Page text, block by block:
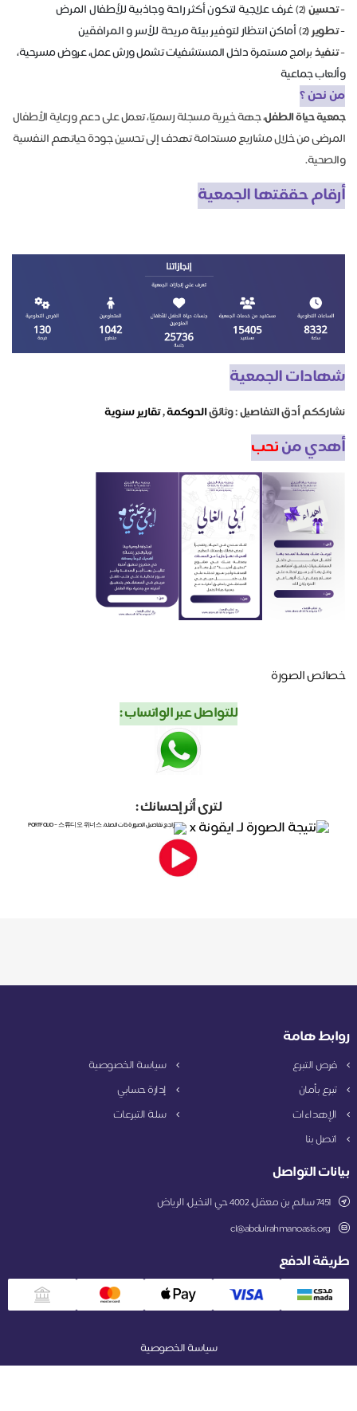
- تحسين(2) غرف علاجية لتكون أكثر راحة وجاذبية للأطفال المرض
- تطوير (2) أماكن انتظار لتوفير بيئة مريحة للأسر و المرافقين
- تنفيذبرامج مستمرة داخل المستشفيات تشمل ورش عمل، عروض مسرحية،
وألعاب جماعية
من نحن ؟
جمعية حياة الطفل، جهة خيرية مسجلة رسميًا، تعمل علىدعم ورعاية الأطفال
المرضىمن خلال مشاريع مستدامة تهدف إلى تحسينجودة حياتهم النفسية
والصحية.
أرقام حققتها الجمعية
شهادات الجمعية
نشارككم أدق التفاصيل : وثائقالحوكمة,تقارير سنوية
أهدي منتحب
خصائص الصورة
للتواصل عبر الواتساب :
لترى أثر إحسانك :
روابط هامة
فرص التبرع
سياسة الخصوصية
تبرع بأمان
إدارة حسابي
الإهداءات
سلة التبرعات
اتصل بنا
بيانات التواصل
7451 سالم بن معقل، 4002 حي النخيل، الرياض
cl@abdulrahmanoasis.org
طريقة الدفع
سياسة الخصوصية